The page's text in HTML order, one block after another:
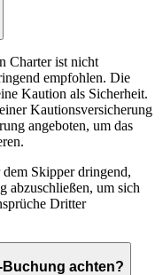
Charter ist nicht
empfohlen. Die
Kaution als Sicherheit.
Kautionsversicherung
angeboten, um das
Skipper dringend,
abzuschließen, um sich
Dritter
Buchung achten?